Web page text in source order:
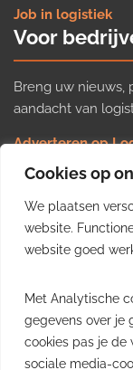
Cookies op
We plaatsen
website.
website goed
Met Analytische
gegevens over je
cookies pas je de
sociale media-
Job in logistiek
Voor
Breng uw nieuws,
aandacht van
Adverteren op
Nieuws insturen
Uw video op
Job plaatsen
Gratis
inzichten uit de